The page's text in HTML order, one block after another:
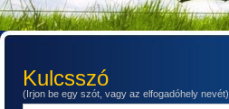
Kulcsszó
(Irjon be egy szót, vagy az elfogadóhely nevét)